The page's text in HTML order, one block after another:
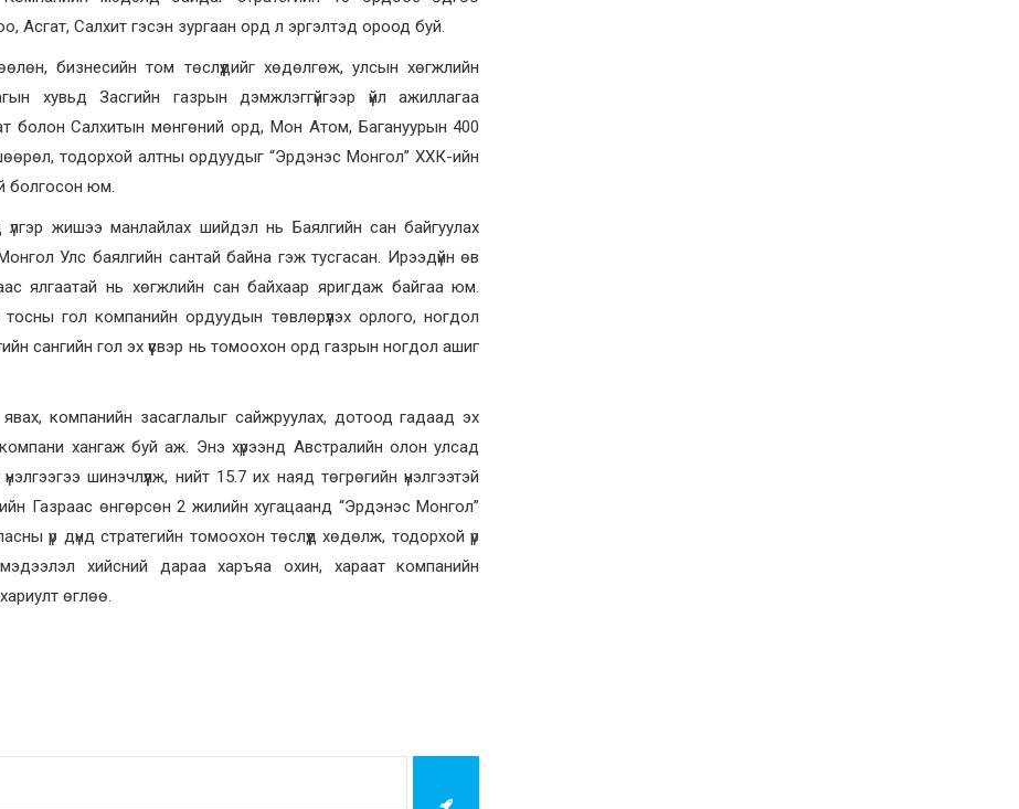
Асгат, Салхит гэсэн зургаан орд л эргэлтэд ороод буй.
бизнесийн том төслүүдийг хөдөлгөж, улсын хөгжлийн
хувьд Засгийн газрын дэмжлэггүйгээр үйл ажиллагаа
болон Салхитын мөнгөний орд, Мон Атом, Багануурын 400
тодорхой алтны ордуудыг “Эрдэнэс Монгол” ХХК-ийн
болгосон юм.
жишээ манлайлах шийдэл нь Баялгийн сан байгуулах
Улс баялгийн сантай байна гэж тусгасан. Ирээдүйн өв
ялгаатай нь хөгжлийн сан байхаар яригдаж байгаа юм.
гол компанийн ордуудын төвлөрүүлэх орлого, ногдол
сангийн гол эх үүсвэр нь томоохон орд газрын ногдол ашиг
компанийн засаглалыг сайжруулах, дотоод гадаад эх
хангаж буй аж. Энэ хүрээнд Австралийн олон улсад
шинэчлүүлж, нийт 15.7 их наяд төгрөгийн үнэлгээтэй
Газраас өнгөрсөн 2 жилийн хугацаанд “Эрдэнэс Монгол”
үр дүнд стратегийн томоохон төслүүд хөдөлж, тодорхой үр
мэдээлэл хийсний дараа харъяа охин, хараат компанийн
өглөө.